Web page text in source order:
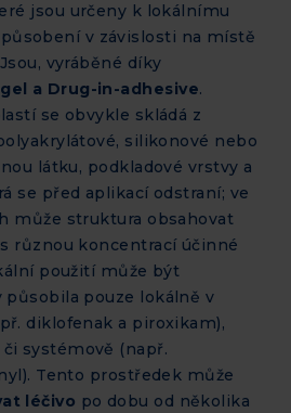
jsou určeny k lokálnímu
v závislosti na místě
vyráběné díky
a Drug-in-adhesive.
se obvykle skládá z
silikonové nebo
látku, podkladové vrstvy a
se před aplikací odstraní; ve
může struktura obsahovat
různou koncentrací účinné
použití může být
působila pouze lokálně v
diklofenak a piroxikam),
systémově (např.
Tento prostředek může
léčivo po dobu od několika